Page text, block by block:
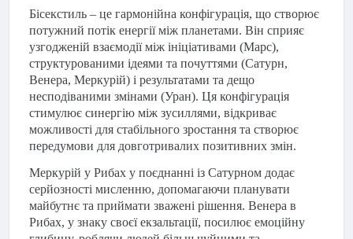
Бісекстиль – це гармонійна конфігурація, що створює
потужний потік енергії між планетами. Він сприяє
узгодженій взаємодії між ініціативами (Марс),
структурованими ідеями та почуттями (Сатурн,
Венера, Меркурій) і результатами та дещо
несподіваними змінами (Уран). Ця конфігурація
стимулює синергію між зусиллями, відкриває
можливості для стабільного зростання та створює
передумови для довготривалих позитивних змін.
Меркурій у Рибах у поєднанні із Сатурном додає
серйозності мисленню, допомагаючи планувати
майбутнє та приймати зважені рішення. Венера в
Рибах, у знаку своєї екзальтації, посилює емоційну